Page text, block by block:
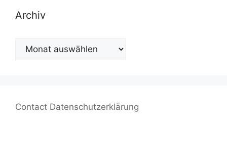
Archiv
Archiv
Contact Datenschutzerklärung